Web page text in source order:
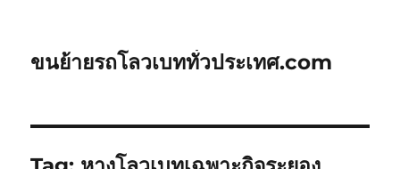
ขนย้ายรถโลวเบททั่วประเทศ.com